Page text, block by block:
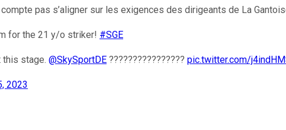
pas s’aligner sur les exigences des dirigeants de La
for the 21 y/o striker! #SGE
this stage. @SkySportDE ???????????????? pic.twitter.com/
2023